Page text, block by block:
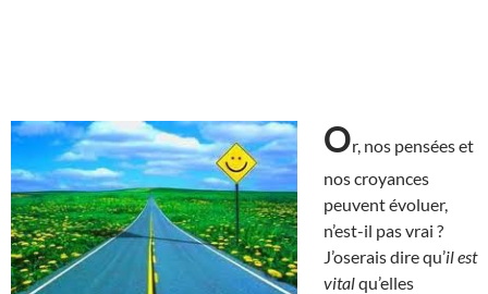
Or, nos pensées et
nos croyances
peuvent évoluer,
n’est-il pas vrai ?
J’oserais dire qu’il est
vitalqu’elles